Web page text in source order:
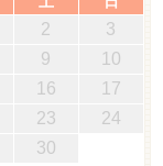
2
3
9
10
16
17
23
24
30